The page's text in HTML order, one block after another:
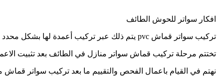
افكار سواتر للحوش الطائف
تركيب سواتر قماش pvc يتم ذلك عبر تركيب أعمدة لها بشكل محدد لضمان آمن تركيب الساتر في الأرض بما يتطابق مع تصاميم سواتر قماش في الطائف بشكل محدد.
تختتم مرحلة تركيب قماش سواتر منازل في الطائف بعد تثبيت
نهتم في القيام باعمال الفحص والتقييم ما بعد تركيب سواتر